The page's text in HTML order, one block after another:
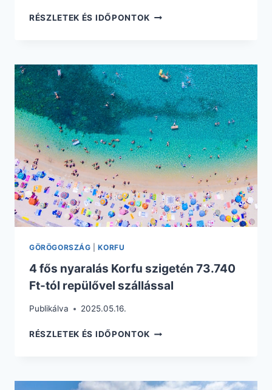
RÉSZLETEK ÉS IDŐPONTOK EGY
KORFUN
103.995
FT.
REPÜLŐVEL
ÉS
SZÁLLÁSSAL
GÖRÖGORSZÁG |KORFU
4 fős nyaralás Korfu szigetén 73.740
Ft-tól repülővel szállással
Publikálva 2025.05.16.
RÉSZLETEK ÉS IDŐPONTOK 4
SZIGETÉN